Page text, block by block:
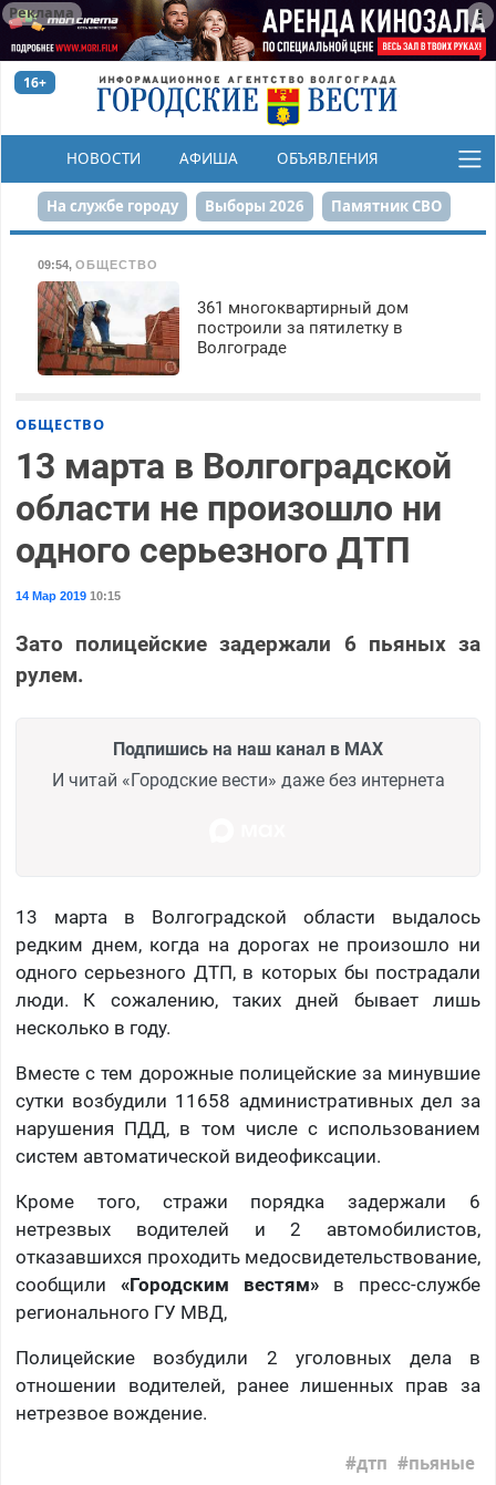
Реклама
16+
НОВОСТИ АФИША ОБЪЯВЛЕНИЯ
КОНКУРСЫ
На службе городу Выборы 2026 Памятник СВО
Набережная День Победы Реконструкция ЦПКиО
80-летие Победы Парк Героев-летчиков
09:54, ОБЩЕСТВО
361 многоквартирный дом
построили за пятилетку в
Волгограде
ОБЩЕСТВО
13 марта в Волгоградской
области не произошло ни
одного серьезного ДТП
14 Мар 201910:15
Зато полицейские задержали 6 пьяных за
рулем.
Подпишись на наш канал в MAX
И читай «Городские вести» даже без интернета
13 марта в Волгоградской области выдалось
редким днем, когда на дорогах не произошло ни
одного серьезного ДТП, в которых бы пострадали
люди. К сожалению, таких дней бывает лишь
несколько в году.
Вместе с тем дорожные полицейские за минувшие
сутки возбудили 11658 административных дел за
нарушения ПДД, в том числе с использованием
систем автоматической видеофиксации.
Кроме того, стражи порядка задержали 6
нетрезвых водителей и 2 автомобилистов,
отказавшихся проходить медосвидетельствование,
сообщили «Городским вестям» в пресс-службе
регионального ГУ МВД,
Полицейские возбудили 2 уголовных дела в
отношении водителей, ранее лишенных прав за
нетрезвое вождение.
дтп пьяные